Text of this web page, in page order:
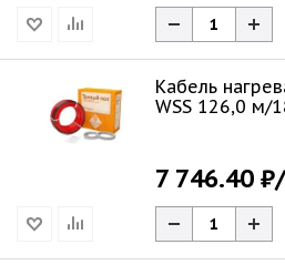
Кабель
WSS 126,0 м/
7 746.40 ₽